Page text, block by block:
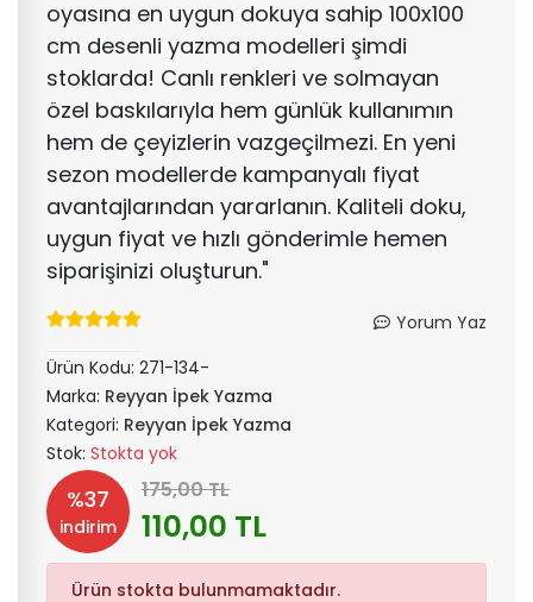
oyasına en uygun dokuya sahip 100x100
cm desenli yazma modelleri şimdi
stoklarda! Canlı renkleri ve solmayan
özel baskılarıyla hem günlük kullanımın
hem de çeyizlerin vazgeçilmezi. En yeni
sezon modellerde kampanyalı fiyat
avantajlarından yararlanın. Kaliteli doku,
uygun fiyat ve hızlı gönderimle hemen
siparişinizi oluşturun."
Yorum Yaz
Ürün Kodu: 271-134-
Marka: Reyyan İpek Yazma
Kategori: Reyyan İpek Yazma
Stok: Stokta yok
%37
indirim
175,00 TL
110,00 TL
Ürün stokta bulunmamaktadır.